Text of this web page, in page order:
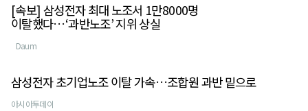
[속보] 삼성전자 최대 노조서 1만8000명
이탈했다…‘과반노조’ 지위 상실
Daum
삼성전자 초기업노조 이탈 가속…조합원 과반 밑으로
아시아투데이